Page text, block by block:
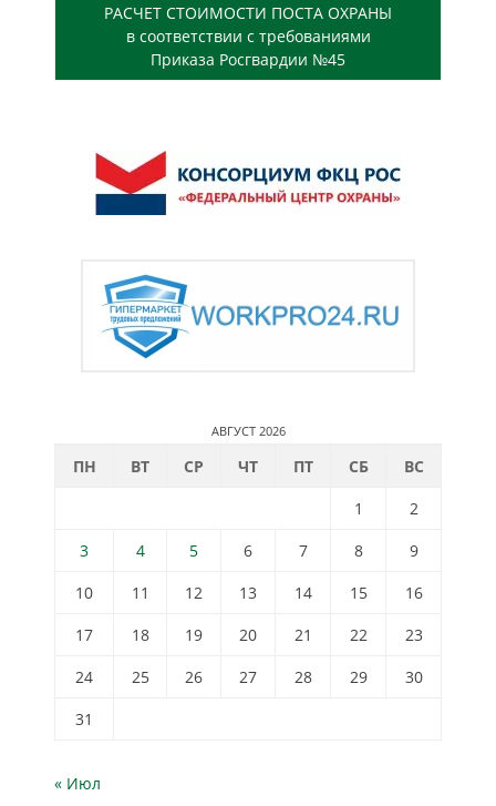
РАСЧЕТ СТОИМОСТИ ПОСТА ОХРАНЫ
в соответствии с требованиями
Приказа Росгвардии №45
АВГУСТ 2026
ПН ВТ СР ЧТ ПТ СБ
ВС
1
2
3
4 5 6 7 8
9
10
11 12 13 14 15
16
17
18 19 20 21 22
23
24
25 26 27 28 29
30
31
« Июл